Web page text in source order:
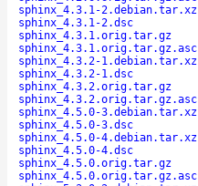
sphinx_4.3.1-2.debian.tar.xz
sphinx_4.3.1-2.dsc
sphinx_4.3.1.orig.tar.gz
sphinx_4.3.1.orig.tar.gz.asc
sphinx_4.3.2-1.debian.tar.xz
sphinx_4.3.2-1.dsc
sphinx_4.3.2.orig.tar.gz
sphinx_4.3.2.orig.tar.gz.asc
sphinx_4.5.0-3.debian.tar.xz
sphinx_4.5.0-3.dsc
sphinx_4.5.0-4.debian.tar.xz
sphinx_4.5.0-4.dsc
sphinx_4.5.0.orig.tar.gz
sphinx_4.5.0.orig.tar.gz.asc